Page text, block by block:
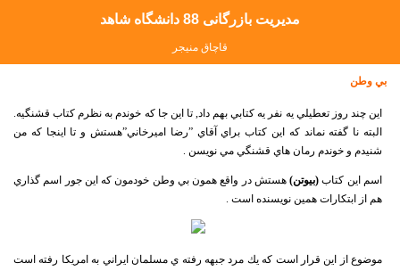
مدیریت بازرگانی 88 دانشگاه شاهد
قاچاق منيجر
بي وطن
اين چند روز تعطيلي يه نفر يه كتابي بهم داد, تا اين جا كه خوندم به نظرم كتاب قشنگيه.
البته نا گفته نماند كه اين كتاب براي آقاي ”رضا اميرخاني”هستش و تا اينجا كه من
شنيدم و خوندم رمان هاي قشنگي مي نويسن .
اسم اين كتاب (بيوتن)هستش در واقع همون بي وطن خودمون كه اين جور اسم گذاري
هم از ابتكارات همين نويسنده است .
موضوع از اين قرار است كه يك مرد جبهه رفته ي مسلمان ايراني به امريكا رفته است